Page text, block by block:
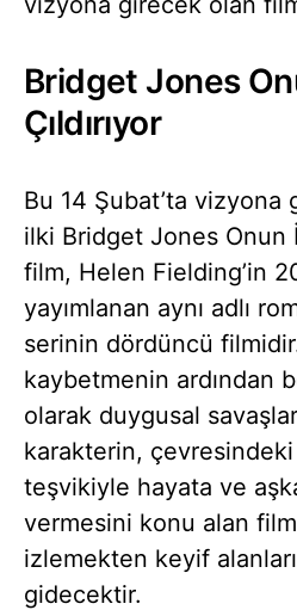
Bridget Jones
Çıldırıyor
Bu 14 Şubat’ta
ilki Bridget Jones Onun
film, Helen Fielding’in
yayımlanan aynı adlı
serinin dördüncü
kaybetmenin ardından
olarak duygusal
karakterin, çevresindeki
teşvikiyle hayata ve
vermesini konu alan
izlemekten keyif
gidecektir.